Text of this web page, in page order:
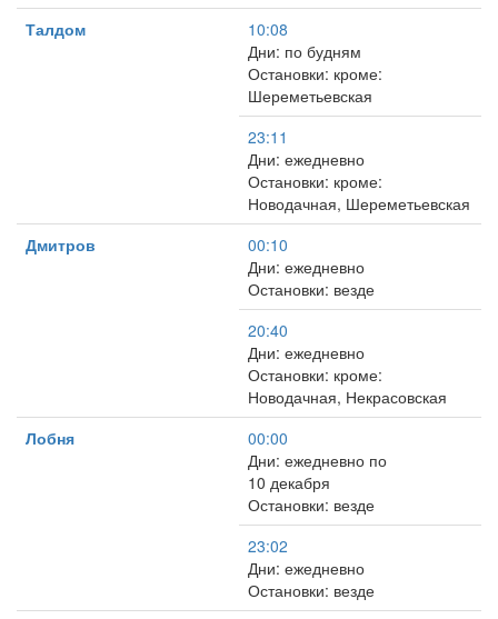
Талдом
10:08
Дни: по будням
Остановки: кроме:
Шереметьевская
23:11
Дни: ежедневно
Остановки: кроме:
Новодачная, Шереметьевская
Дмитров
00:10
Дни: ежедневно
Остановки: везде
20:40
Дни: ежедневно
Остановки: кроме:
Новодачная, Некрасовская
Лобня
00:00
Дни: ежедневно по
10 декабря
Остановки: везде
23:02
Дни: ежедневно
Остановки: везде